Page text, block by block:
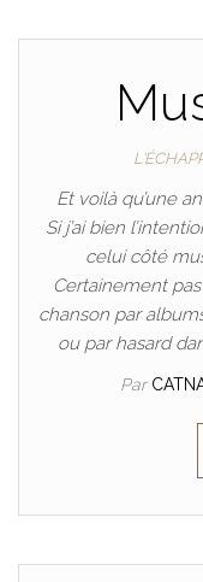
Et voilà qu’une
Si j’ai bien
celui côté
Certainement
chanson par
ou par hasard
Par